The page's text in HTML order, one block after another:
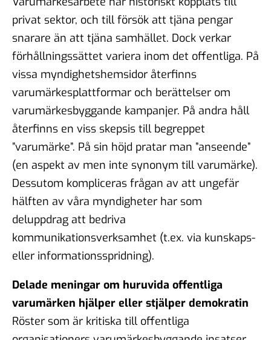
privat sektor, och till försök att tjäna pengar
snarare än att tjäna samhället. Dock verkar
förhållningssättet variera inom det offentliga. På
vissa myndighetshemsidor återfinns
varumärkesplattformar och berättelser om
varumärkesbyggande kampanjer. På andra håll
återfinns en viss skepsis till begreppet
”varumärke”. På sin höjd pratar man ”anseende”
(en aspekt av men inte synonym till varumärke).
Dessutom kompliceras frågan av att ungefär
hälften av våra myndigheter har som
deluppdrag att bedriva
kommunikationsverksamhet (t.ex. via kunskaps-
eller informationsspridning).
Delade meningar om huruvida offentliga
varumärken hjälper eller stjälper demokratin
Röster som är kritiska till offentliga